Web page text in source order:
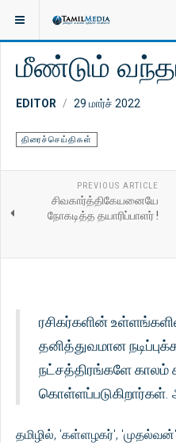
இருக்குமிடம்: சினிமா
மீண்டும்
EDITOR 29 மார்ச் 2022
திரைச்செய்திகள்
PREVIOUS ARTICLE
சிவகார்த்திகேயனையே
நோகடித்த தயாரிப்பாளர் !
ரசிகர்களின்
தனித்துவமான
நட்சத்திரங்களே காலம்
கொள்ளப்படுகிறார்கள்.
தமிழில், 'கள்ளழகர்',